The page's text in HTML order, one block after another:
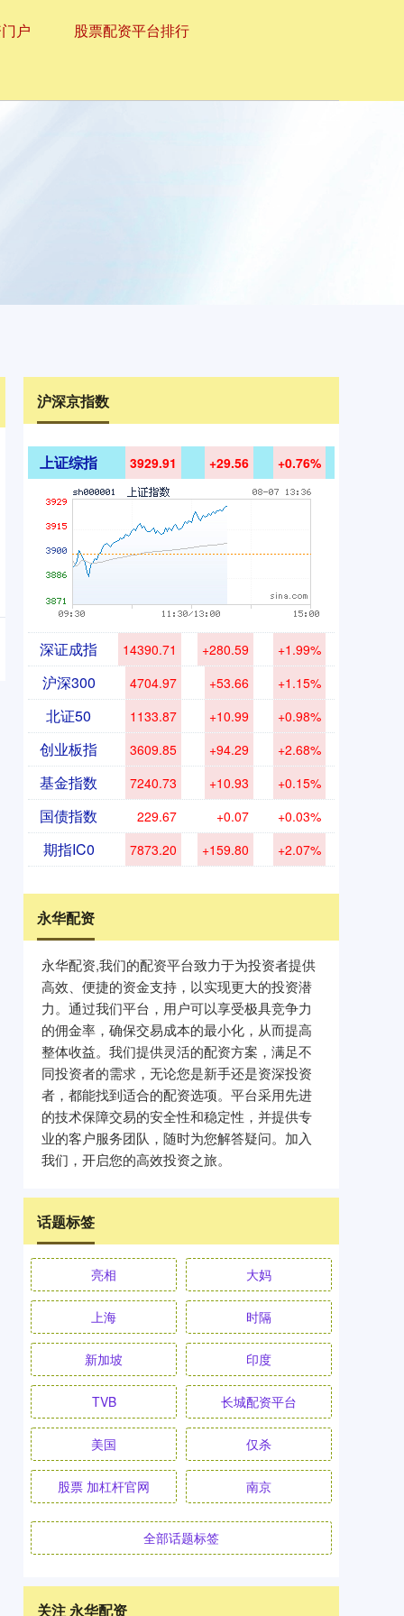
户 股票配资平台排行
沪深京指数
上证综指 3929.91 +29.56 +0.76%
深证成指 14390.71 +280.59 +1.99%
沪深300 4704.97 +53.66 +1.15%
北证50 1133.87 +10.99 +0.98%
创业板指 3609.85 +94.29 +2.68%
基金指数 7240.73 +10.93 +0.15%
国债指数 229.67 +0.07 +0.03%
期指IC0 7873.20 +159.80 +2.07%
永华配资
永华配资,我们的配资平台致力于为投资者提供
高效、便捷的资金支持，以实现更大的投资潜
力。通过我们平台，用户可以享受极具竞争力
的佣金率，确保交易成本的最小化，从而提高
整体收益。我们提供灵活的配资方案，满足不
同投资者的需求，无论您是新手还是资深投资
者，都能找到适合的配资选项。平台采用先进
的技术保障交易的安全性和稳定性，并提供专
业的客户服务团队，随时为您解答疑问。加入
我们，开启您的高效投资之旅。
话题标签
亮相 大妈
上海 时隔
新加坡 印度
TVB 长城配资平台
美国 仅杀
股票 加杠杆官网 南京
全部话题标签
关注 永华配资